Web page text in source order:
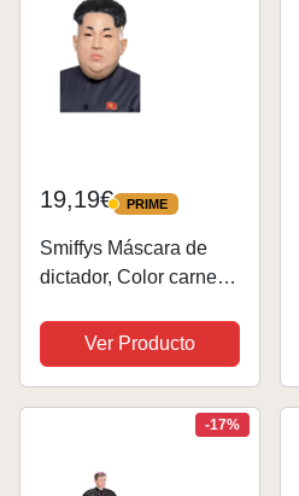
19,19€ PRIME
PRIME
Smiffys Máscara de
dictador, Color carne,
Ver Producto
-17%